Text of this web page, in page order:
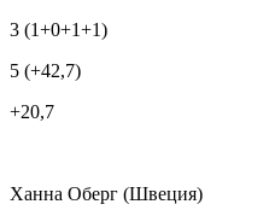
3 (1+0+1+1)
5 (+42,7)
+20,7
Ханна Оберг (Швеция)